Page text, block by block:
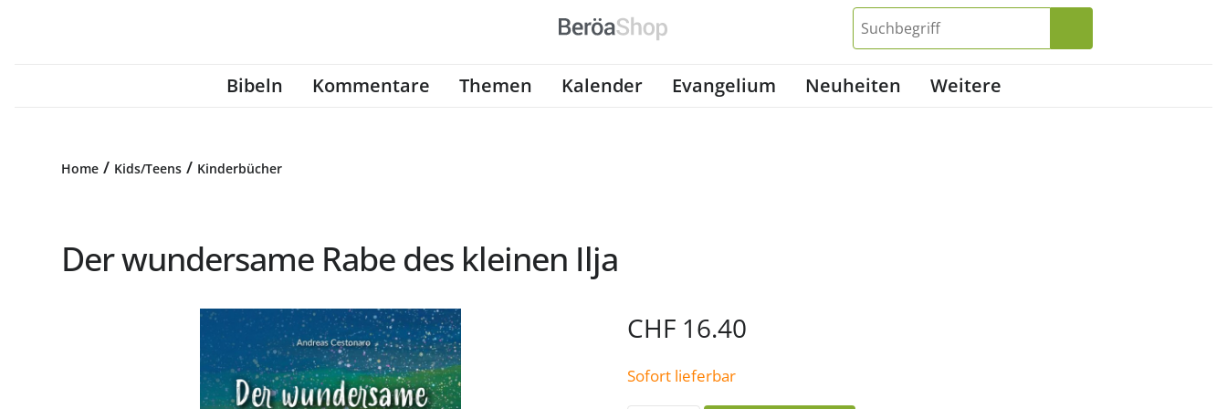
Bibeln Kommentare Themen Kalender Evangelium Neuheiten Weitere
Home / Kids/Teens / Kinderbücher
Der wundersame Rabe des kleinen Ilja
CHF 16.40
Sofort lieferbar